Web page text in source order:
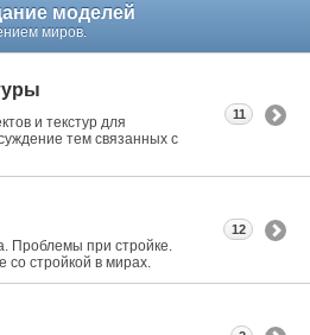
моделей
миров.
и текстур для
тем связанных с
11
Проблемы при стройке.
стройкой в мирах.
12